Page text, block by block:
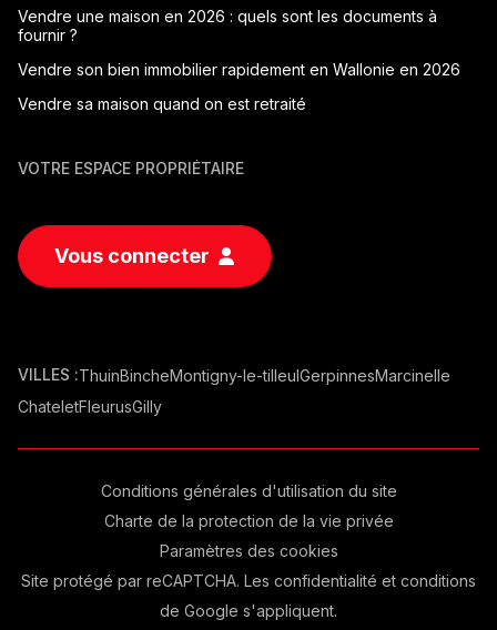
Vendre une maison en 2026 : quels sont les documents à
fournir ?
Vendre son bien immobilier rapidement en Wallonie en 2026
Vendre sa maison quand on est retraité
VOTRE ESPACE PROPRIÉTAIRE
Vous connecter
VILLES :ThuinBincheMontigny-le-tilleulGerpinnesMarcinelle
ChateletFleurusGilly
Conditions générales d'utilisation du site
Charte de la protection de la vie privée
Paramètres des cookies
Site protégé par reCAPTCHA. Les confidentialité et conditions
de Google s'appliquent.